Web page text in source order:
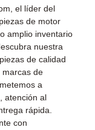
el líder del
de motor
amplio inventario
nuestra
de calidad
marcas de
a
atención al
rápida.
con